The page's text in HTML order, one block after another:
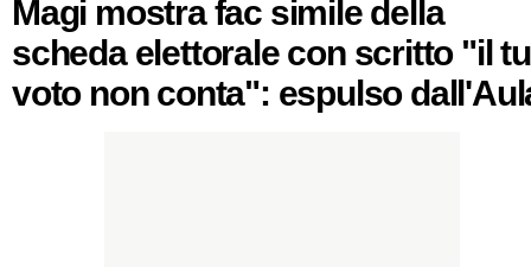
Magi mostra fac simile della
scheda elettorale con scritto "il
voto non conta": espulso